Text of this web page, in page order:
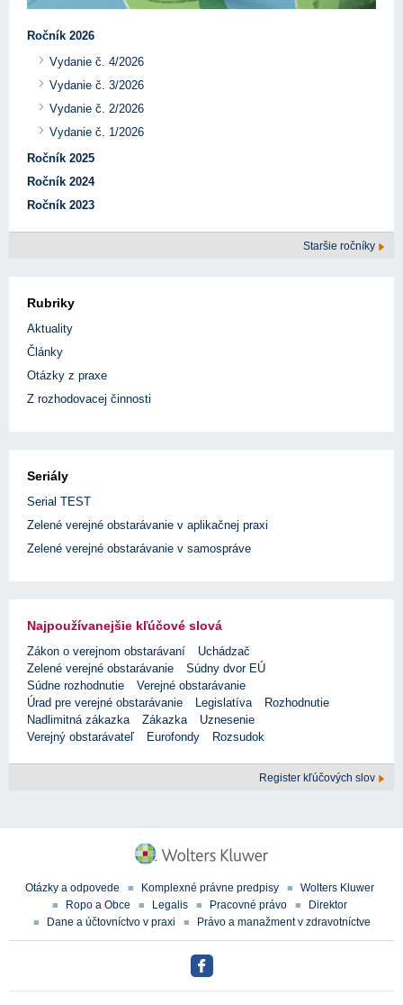
Ročník 2026
Vydanie č. 4/2026
Vydanie č. 3/2026
Vydanie č. 2/2026
Vydanie č. 1/2026
Ročník 2025
Ročník 2024
Ročník 2023
Staršie ročníky
Rubriky
Aktuality
Články
Otázky z praxe
Z rozhodovacej činnosti
Seriály
Serial TEST
Zelené verejné obstarávanie v aplikačnej praxi
Zelené verejné obstarávanie v samospráve
Najpoužívanejšie kľúčové slová
Zákon o verejnom obstarávaní
Uchádzač
Zelené verejné obstarávanie
Súdny dvor EÚ
Súdne rozhodnutie
Verejné obstarávanie
Úrad pre verejné obstarávanie
Legislatíva
Rozhodnutie
Nadlimitná zákazka
Zákazka
Uznesenie
Verejný obstarávateľ
Eurofondy Rozsudok
Register kľúčových slov
Otázky a odpovede Komplexné právne predpisy
Wolters Kluwer
Ropo a Obce
Legalis Pracovné právo
Direktor
Dane a účtovníctvo v praxi
Právo a manažment v zdravotníctve